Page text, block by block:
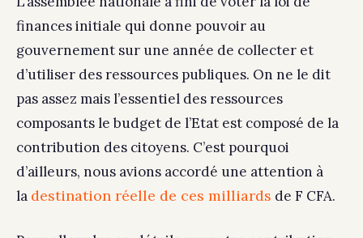
finances initiale qui donne pouvoir au
gouvernement sur une année de collecter et
d’utiliser des ressources publiques. On ne le dit
pas assez mais l’essentiel des ressources
composants le budget de l’Etat est composé de la
contribution des citoyens. C’est pourquoi
d’ailleurs, nous avions accordé une attention à
la destination réelle de ces milliards de F CFA.